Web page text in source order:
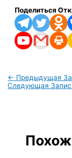
Поделиться
← Предыдущая
Следующая